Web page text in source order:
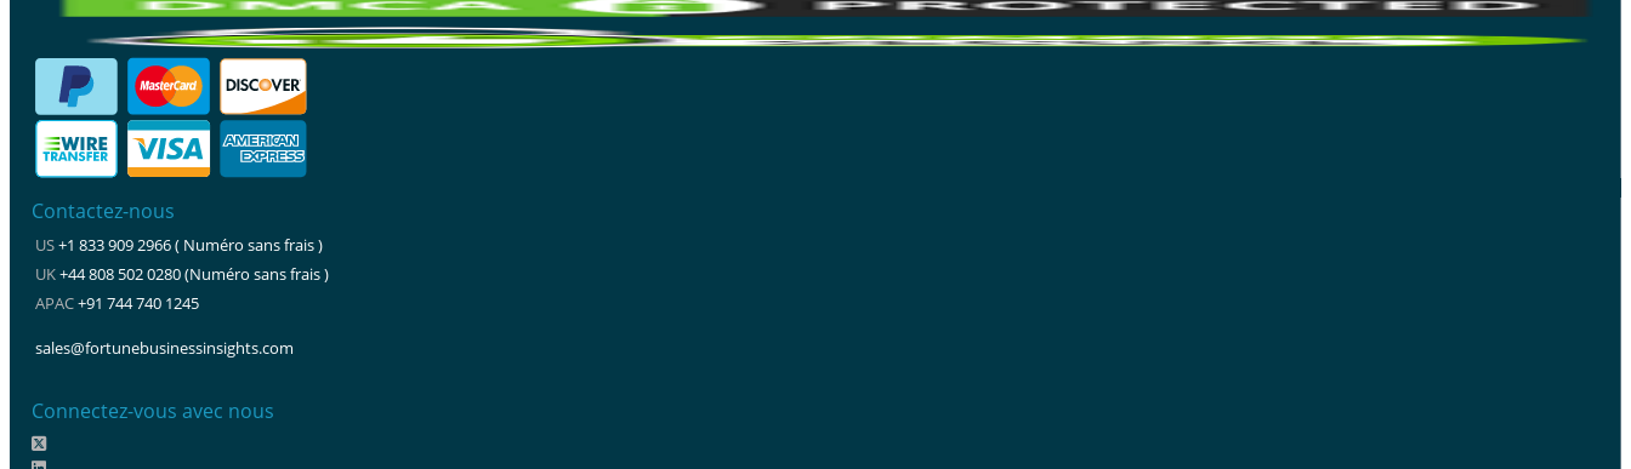
Contactez-nous
US+1 833 909 2966 ( Numéro sans frais )
UK+44 808 502 0280 (Numéro sans frais )
APAC+91 744 740 1245
sales@fortunebusinessinsights.com
Connectez-vous avec nous